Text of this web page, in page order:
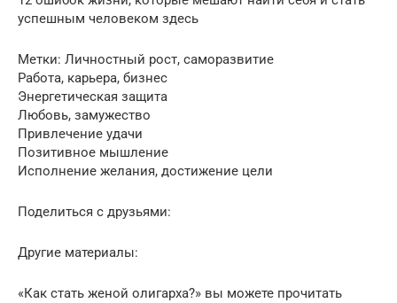
успешным человеком здесь
Метки: Личностный рост, саморазвитие
Работа, карьера, бизнес
Энергетическая защита
Любовь, замужество
Привлечение удачи
Позитивное мышление
Исполнение желания, достижение цели
Поделиться с друзьями:
Другие материалы:
«Как стать женой олигарха?» вы можете прочитать